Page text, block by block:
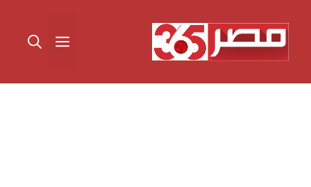
المحتوى القائمة